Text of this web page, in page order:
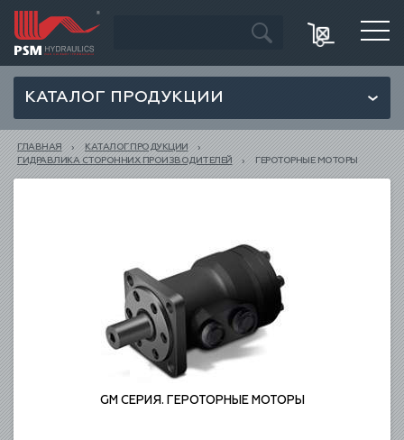
КАТАЛОГ ПРОДУКЦИИ
ГЛАВНАЯ
КАТАЛОГ ПРОДУКЦИИ
ГИДРАВЛИКА СТОРОННИХ ПРОИЗВОДИТЕЛЕЙ
ГЕРОТОРНЫЕ МОТОРЫ
GM СЕРИЯ. ГЕРОТОРНЫЕ МОТОРЫ